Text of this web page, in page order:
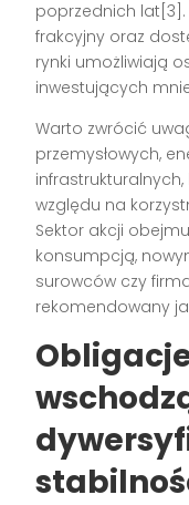
poprzednich lat [3]
frakcyjny oraz
rynki umożliwiają
inwestujących
Warto zwrócić
przemysłowych,
względu na
Sektor akcji
konsumpcją,
surowców czy
rekomendowany